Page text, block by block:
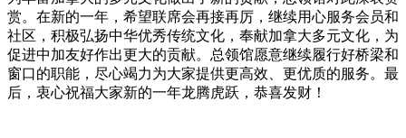
赏。在新的一年，希望联席会再接再厉，继续用心服务会员和
社区，积极弘扬中华优秀传统文化，奉献加拿大多元文化，为
促进中加友好作出更大的贡献。总领馆愿意继续履行好桥梁和
窗口的职能，尽心竭力为大家提供更高效、更优质的服务。最
后，衷心祝福大家新的一年龙腾虎跃，恭喜发财！